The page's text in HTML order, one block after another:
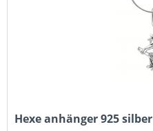
Hexe anhänger 925 silber